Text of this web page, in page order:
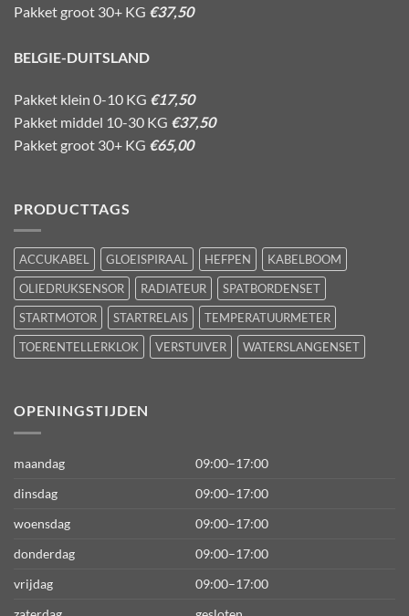
Pakket groot 30+ KG €37,50
BELGIE-DUITSLAND
Pakket klein 0-10 KG €17,50
Pakket middel 10-30 KG €37,50
Pakket groot 30+ KG €65,00
PRODUCTTAGS
ACCUKABEL GLOEISPIRAAL HEFPEN
KABELBOOM
OLIEDRUKSENSOR
RADIATEUR
SPATBORDENSET
STARTMOTOR
STARTRELAIS
TEMPERATUURMETER
TOERENTELLERKLOK
VERSTUIVER WATERSLANGENSET
OPENINGSTIJDEN
maandag
09:00–17:00
dinsdag
09:00–17:00
woensdag
09:00–17:00
donderdag
09:00–17:00
vrijdag
09:00–17:00